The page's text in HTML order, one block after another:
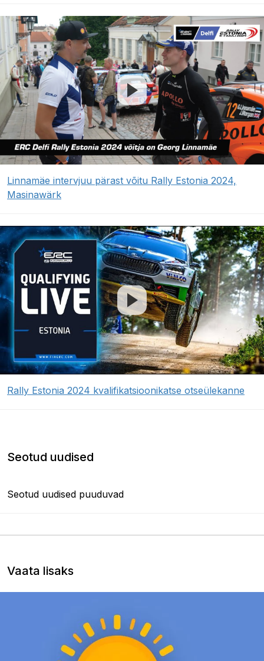
Linnamäe intervjuu pärast võitu Rally Estonia 2024,
Masinawärk
Rally Estonia 2024 kvalifikatsioonikatse otseülekanne
Seotud uudised
Seotud uudised puuduvad
Vaata lisaks